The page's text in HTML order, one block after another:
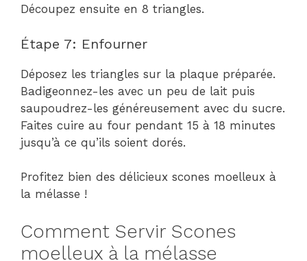
Découpez ensuite en 8 triangles.
Étape 7: Enfourner
Déposez les triangles sur la plaque préparée.
Badigeonnez-les avec un peu de lait puis
saupoudrez-les généreusement avec du sucre.
Faites cuire au four pendant 15 à 18 minutes
jusqu’à ce qu’ils soient dorés.
Profitez bien des délicieux scones moelleux à
la mélasse !
Comment Servir Scones
moelleux à la mélasse